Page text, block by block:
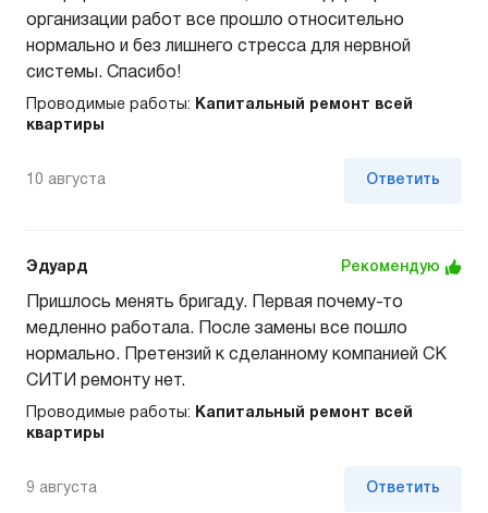
организации работ все прошло относительно
нормально и без лишнего стресса для нервной
системы. Спасибо!
Проводимые работы:
Капитальный ремонт всей
квартиры
10 августа Ответить
Эдуард Рекомендую
Пришлось менять бригаду. Первая почему-то
медленно работала. После замены все пошло
нормально. Претензий к сделанному компанией СК
СИТИ ремонту нет.
Проводимые работы:
Капитальный ремонт всей
квартиры
9 августа Ответить